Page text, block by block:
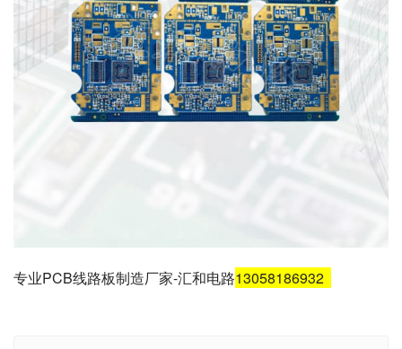
专业PCB线路板制造厂家-汇和电路13058186932